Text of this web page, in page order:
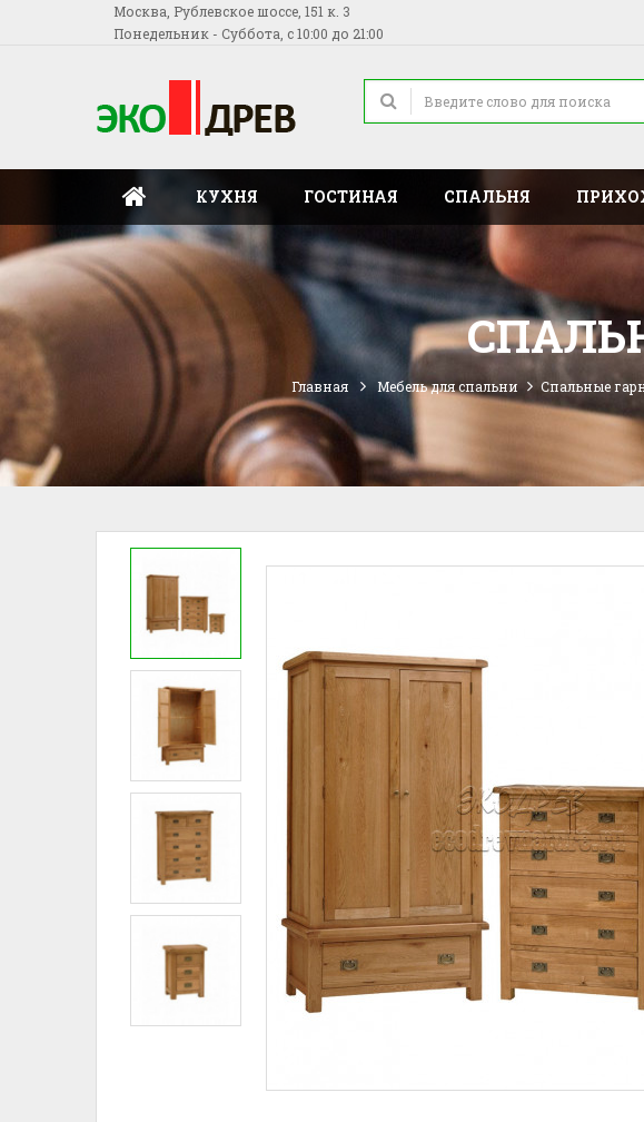
Москва, Рублевское шоссе, 151 к. 3
Понедельник - Суббота, с 10:00 до 21:00
КУХНЯ ГОСТИНАЯ СПАЛЬНЯ
Главная Мебель для спальни Спальные